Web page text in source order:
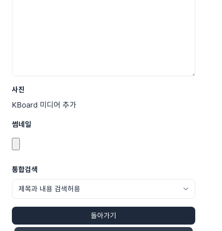
사진
KBoard 미디어 추가
썸네일
통합검색
돌아가기